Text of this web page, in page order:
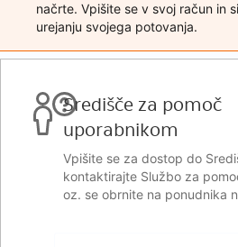
načrte. Vpišite se v svoj račun in
urejanju svojega potovanja.
Središče za pomoč
uporabnikom
Vpišite se za dostop do
kontaktirajte Službo za
oz. se obrnite na ponudnika